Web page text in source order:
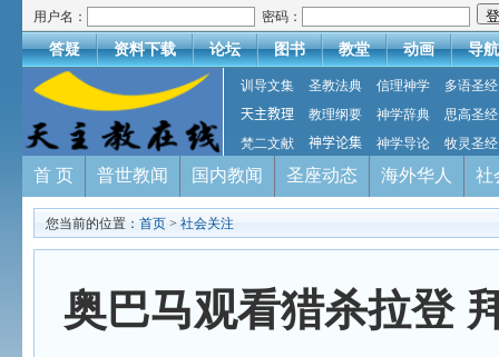
用户名： 密码：
答疑 资料下载 论坛 图书 教堂 动画 导航
训导文集 圣教法典 信理神学
多语圣经
天主教理
教理纲要 神学辞典
思高圣经
梵二文献
神学论集 神学导论 牧灵圣经
首 页 普世教闻 国内教闻 圣座动态 海外华人 社
您当前的位置： 首页 > 社会关注
奥巴马观看猎杀拉登